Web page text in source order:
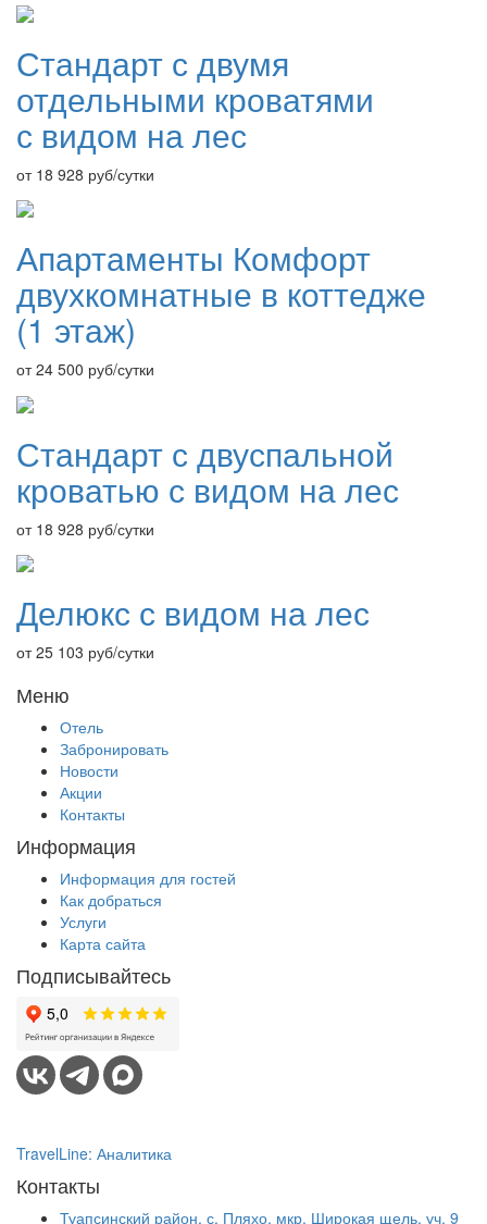
Стандарт с двумя
отдельными кроватями
с видом на лес
от 18 928 руб/сутки
Апартаменты Комфорт
двухкомнатные в коттедже
(1 этаж)
от 24 500 руб/сутки
Стандарт с двуспальной
кроватью с видом на лес
от 18 928 руб/сутки
Делюкс с видом на лес
от 25 103 руб/сутки
Меню
Отель
Забронировать
Новости
Акции
Контакты
Информация
Информация для гостей
Как добраться
Услуги
Карта сайта
Подписывайтесь
TravelLine: Аналитика
Контакты
Туапсинский район, с. Пляхо, мкр. Широкая щель, уч. 9